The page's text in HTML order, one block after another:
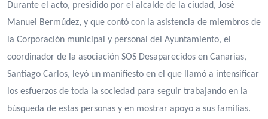
Durante el acto, presidido por el alcalde de la ciudad, José
Manuel Bermúdez, y que contó con la asistencia de miembros de
la Corporación municipal y personal del Ayuntamiento, el
coordinador de la asociación SOS Desaparecidos en Canarias,
Santiago Carlos, leyó un manifiesto en el que llamó a intensificar
los esfuerzos de toda la sociedad para seguir trabajando en la
búsqueda de estas personas y en mostrar apoyo a sus familias.